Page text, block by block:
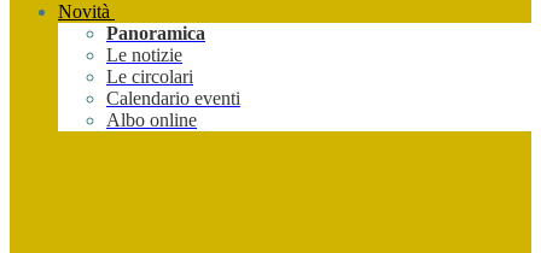
Novità
Panoramica
Le notizie
Le circolari
Calendario eventi
Albo online